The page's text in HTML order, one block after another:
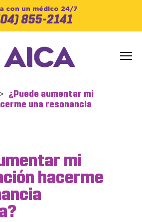
con un médico 24/7
855-2141
> ¿Puede aumentar mi
una resonancia
mi
hacerme